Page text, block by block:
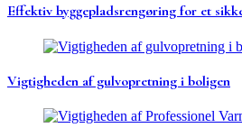
Effektiv byggepladsrengøring for et
Vigtigheden af gulvopretning i boligen